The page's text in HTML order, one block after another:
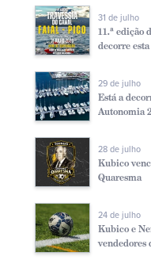
31 de julho
11.ª edição
decorre
29 de julho
Está a
Autonomia
28 de julho
Kubico
Quaresma
24 de julho
Kubico e
vendedores